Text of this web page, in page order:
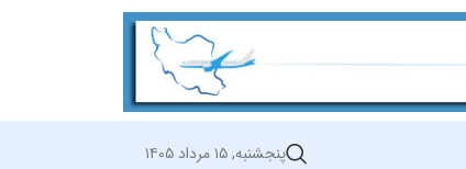
پنجشنبه, ۱۵ مرداد ۱۴۰۵